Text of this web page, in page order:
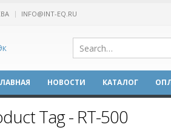
INFO@INT-EQ.RU
НОВОСТИ КАТАЛОГ
Tag - RT-500